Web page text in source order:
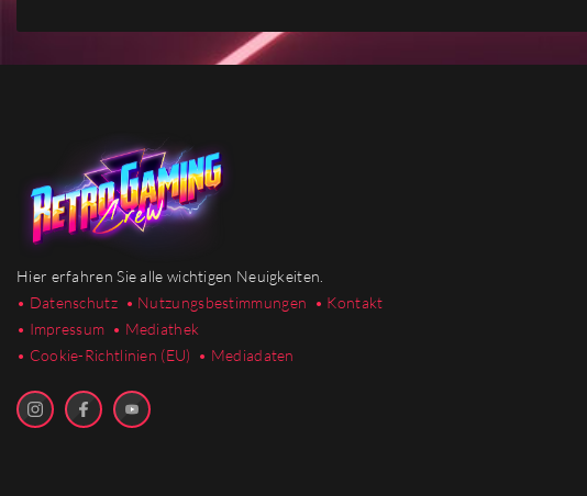
Hier erfahren Sie alle wichtigen Neuigkeiten.
• Datenschutz • Nutzungsbestimmungen • Kontakt
• Impressum • Mediathek
• Cookie-Richtlinien (EU) • Mediadaten